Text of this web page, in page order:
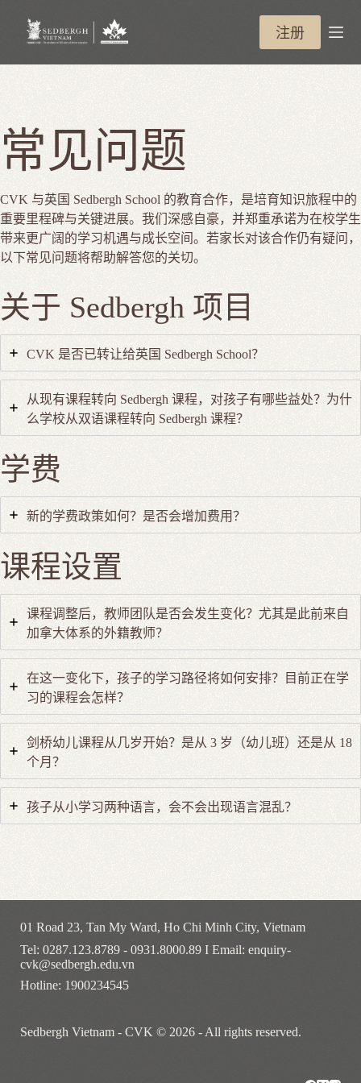
容
注册
常见问题
CVK 与英国 Sedbergh School 的教育合作，是培育知识旅程中的
重要里程碑与关键进展。我们深感自豪，并郑重承诺为在校学生
带来更广阔的学习机遇与成长空间。若家长对该合作仍有疑问，
以下常见问题将帮助解答您的关切。
关于 Sedbergh 项目
CVK 是否已转让给英国 Sedbergh School？
从现有课程转向 Sedbergh 课程，对孩子有哪些益处？为什
么学校从双语课程转向 Sedbergh 课程？
学费
新的学费政策如何？是否会增加费用？
课程设置
课程调整后，教师团队是否会发生变化？尤其是此前来自
加拿大体系的外籍教师？
在这一变化下，孩子的学习路径将如何安排？目前正在学
习的课程会怎样？
剑桥幼儿课程从几岁开始？是从 3 岁（幼儿班）还是从 18
个月？
孩子从小学习两种语言，会不会出现语言混乱？
01 Road 23, Tan My Ward, Ho Chi Minh City, Vietnam
Tel: 0287.123.8789 - 0931.8000.89 I Email: enquiry-
cvk@sedbergh.edu.vn
Hotline: 1900234545
Sedbergh Vietnam - CVK © 2026 - All rights reserved.